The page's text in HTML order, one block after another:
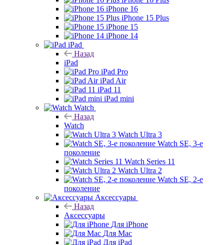
iPhone 16
iPhone 15 Plus
iPhone 15
iPhone 14
iPad
Назад
iPad
iPad Pro
iPad Air
iPad 11
iPad mini
Watch
Назад
Watch
Watch Ultra 3
Watch SE, 3-е
поколение
Watch Series 11
Watch Ultra 2
Watch SE, 2-е
поколение
Аксессуары
Назад
Аксессуары
Для iPhone
Для Mac
Для iPad